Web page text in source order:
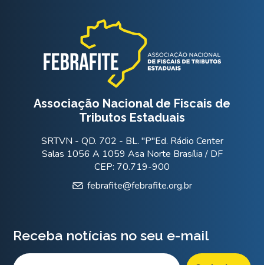
Associação Nacional de Fiscais de
Tributos Estaduais
SRTVN - QD. 702 - BL. "P"Ed. Rádio Center
Salas 1056 A 1059 Asa Norte Brasília / DF
CEP: 70.719-900
febrafite@febrafite.org.br
Receba notícias no seu e-mail